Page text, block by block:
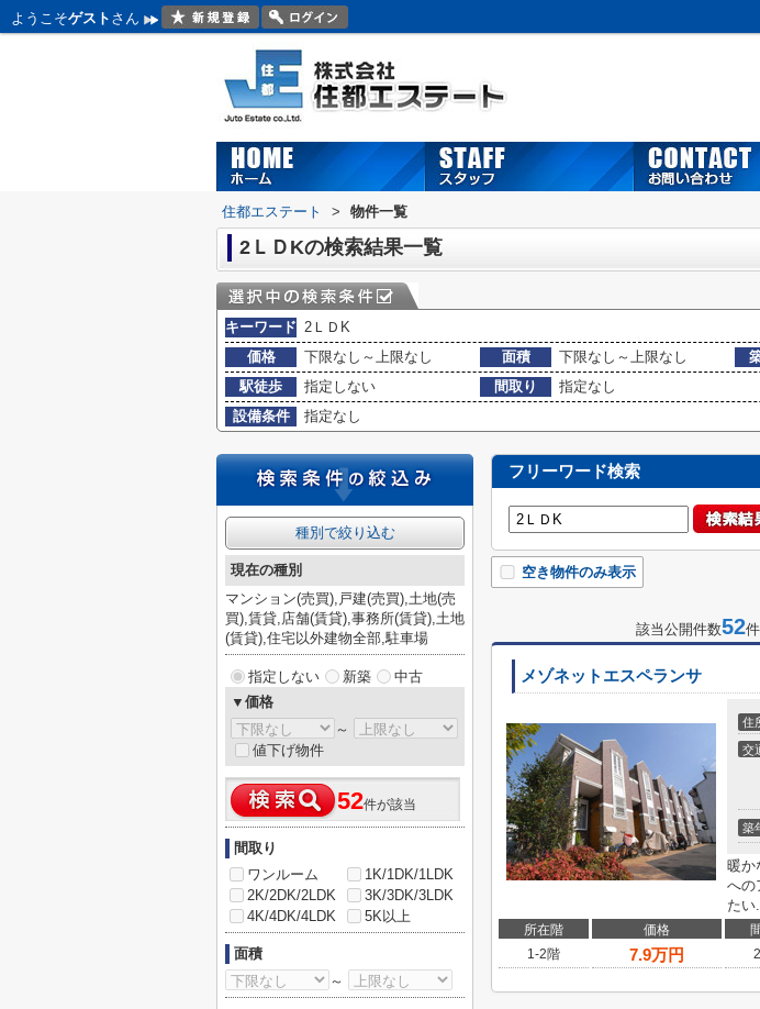
ようこそゲスト さん
住都エステート > 物件一覧
2ＬＤKの検索結果一覧
キーワード 2ＬＤK
価格
下限なし～上限なし 面積 下限なし～上限なし
駅徒歩
指定しない 間取り
指定なし
設備条件
指定なし
フリーワード検索
空き物件のみ表示
該当公開件数52
メゾネットエスペランサ
住
交
築
暖か
への
たい
所在階 価格
1-2階
7.9万円
種別で絞り込む
現在の種別
マンション(売買),戸建(売買),土地(売
買),賃貸,店舗(賃貸),事務所(賃貸),土地
(賃貸),住宅以外建物全部,駐車場
指定しない 新築
中古
▼価格
～
値下げ物件
52件が該当
間取り
ワンルーム
1K/1DK/1LDK
2K/2DK/2LDK
3K/3DK/3LDK
4K/4DK/4LDK
5K以上
面積
～